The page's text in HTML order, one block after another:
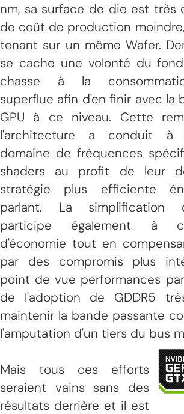
nm, sa surface de die est très
de coût de production
tenant sur un même Wafer.
se cache une volonté du
chasse à la
superflue afin d'en finir avec la
GPU à ce niveau. Cette
l'architecture a conduit à
domaine de fréquences
shaders au profit de leur
stratégie plus efficiente
parlant. La simplification
participe également à
d'économie tout en
par des compromis plus
point de vue performances
de l'adoption de GDDR5
maintenir la bande passante
l'amputation d'un tiers du bus
Mais tous ces efforts
seraient vains sans des
résultats derrière et il est